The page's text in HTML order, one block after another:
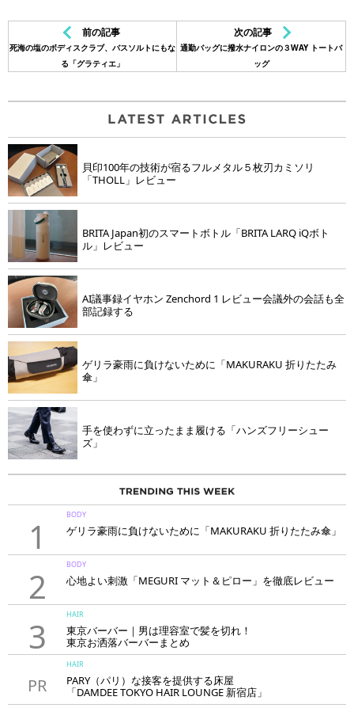
前の記事
死海の塩のボディスクラブ、バスソルトにもな
る「グラティエ」
次の記事
通勤バッグに撥水ナイロンの３WAY トートバ
ッグ
貝印100年の技術が宿るフルメタル５枚刃カミソリ
「THOLL」レビュー
BRITA Japan初のスマートボトル「BRITA LARQ iQボト
ル」レビュー
AI議事録イヤホン Zenchord 1 レビュー会議外の会話も全
部記録する
ゲリラ豪雨に負けないために「MAKURAKU 折りたたみ
傘」
手を使わずに立ったまま履ける「ハンズフリーシュー
ズ」
1
BODY
ゲリラ豪雨に負けないために「MAKURAKU 折りたたみ傘」
2
BODY
心地よい刺激「MEGURI マット＆ピロー」を徹底レビュー
3
HAIR
東京バーバー｜男は理容室で髪を切れ！
東京お洒落バーバーまとめ
PR
HAIR
PARY（パリ）な接客を提供する床屋
「DAMDEE TOKYO HAIR LOUNGE 新宿店」